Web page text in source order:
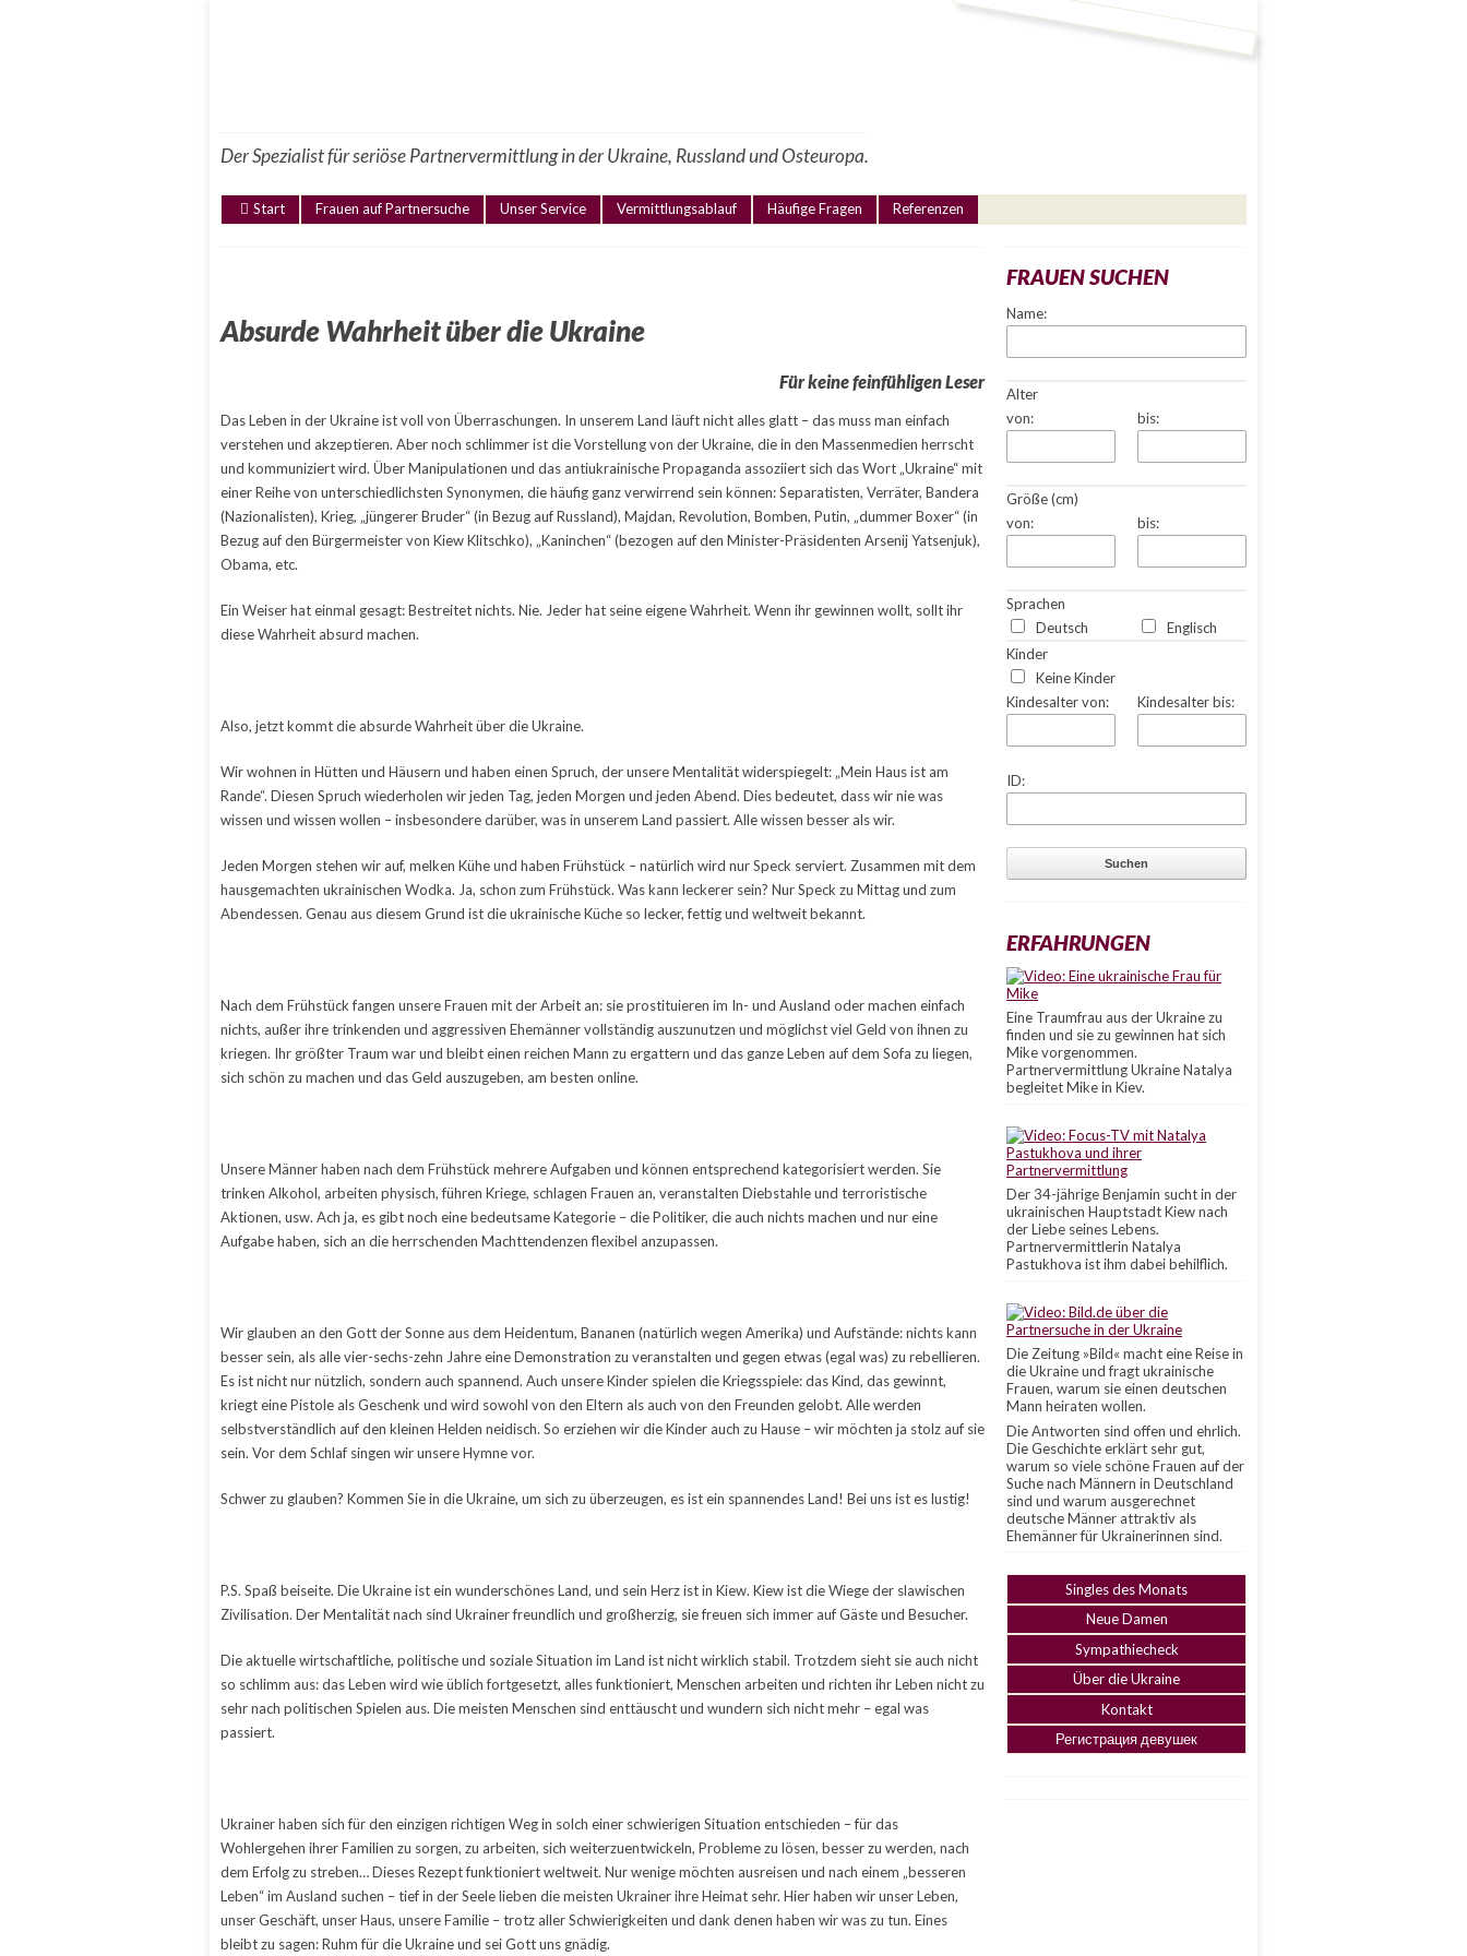
Der Spezialist für seriöse Partnervermittlung in der Ukraine, Russland und Osteuropa.
Start Frauen auf Partnersuche Unser Service Vermittlungsablauf Häufige Fragen Referenzen
Absurde Wahrheit über die Ukraine
Für keine feinfühligen Leser
Das Leben in der Ukraine ist voll von Überraschungen. In unserem Land läuft nicht alles glatt – das muss man einfach
verstehen und akzeptieren. Aber noch schlimmer ist die Vorstellung von der Ukraine, die in den Massenmedien herrscht
und kommuniziert wird. Über Manipulationen und das antiukrainische Propaganda assoziiert sich das Wort „Ukraine“ mit
einer Reihe von unterschiedlichsten Synonymen, die häufig ganz verwirrend sein können: Separatisten, Verräter, Bandera
(Nazionalisten), Krieg, „jüngerer Bruder“ (in Bezug auf Russland), Majdan, Revolution, Bomben, Putin, „dummer Boxer“ (in
Bezug auf den Bürgermeister von Kiew Klitschko), „Kaninchen“ (bezogen auf den Minister-Präsidenten Arsenij Yatsenjuk),
Obama, etc.
Ein Weiser hat einmal gesagt: Bestreitet nichts. Nie. Jeder hat seine eigene Wahrheit. Wenn ihr gewinnen wollt, sollt ihr
diese Wahrheit absurd machen.
Also, jetzt kommt die absurde Wahrheit über die Ukraine.
Wir wohnen in Hütten und Häusern und haben einen Spruch, der unsere Mentalität widerspiegelt: „Mein Haus ist am
Rande“. Diesen Spruch wiederholen wir jeden Tag, jeden Morgen und jeden Abend. Dies bedeutet, dass wir nie was
wissen und wissen wollen – insbesondere darüber, was in unserem Land passiert. Alle wissen besser als wir.
Jeden Morgen stehen wir auf, melken Kühe und haben Frühstück – natürlich wird nur Speck serviert. Zusammen mit dem
hausgemachten ukrainischen Wodka. Ja, schon zum Frühstück. Was kann leckerer sein? Nur Speck zu Mittag und zum
Abendessen. Genau aus diesem Grund ist die ukrainische Küche so lecker, fettig und weltweit bekannt.
Nach dem Frühstück fangen unsere Frauen mit der Arbeit an: sie prostituieren im In- und Ausland oder machen einfach
nichts, außer ihre trinkenden und aggressiven Ehemänner vollständig auszunutzen und möglichst viel Geld von ihnen zu
kriegen. Ihr größter Traum war und bleibt einen reichen Mann zu ergattern und das ganze Leben auf dem Sofa zu liegen,
sich schön zu machen und das Geld auszugeben, am besten online.
Unsere Männer haben nach dem Frühstück mehrere Aufgaben und können entsprechend kategorisiert werden. Sie
trinken Alkohol, arbeiten physisch, führen Kriege, schlagen Frauen an, veranstalten Diebstahle und terroristische
Aktionen, usw. Ach ja, es gibt noch eine bedeutsame Kategorie – die Politiker, die auch nichts machen und nur eine
Aufgabe haben, sich an die herrschenden Machttendenzen flexibel anzupassen.
Wir glauben an den Gott der Sonne aus dem Heidentum, Bananen (natürlich wegen Amerika) und Aufstände: nichts kann
besser sein, als alle vier-sechs-zehn Jahre eine Demonstration zu veranstalten und gegen etwas (egal was) zu rebellieren.
Es ist nicht nur nützlich, sondern auch spannend. Auch unsere Kinder spielen die Kriegsspiele: das Kind, das gewinnt,
kriegt eine Pistole als Geschenk und wird sowohl von den Eltern als auch von den Freunden gelobt. Alle werden
selbstverständlich auf den kleinen Helden neidisch. So erziehen wir die Kinder auch zu Hause – wir möchten ja stolz auf sie
sein. Vor dem Schlaf singen wir unsere Hymne vor.
Schwer zu glauben? Kommen Sie in die Ukraine, um sich zu überzeugen, es ist ein spannendes Land! Bei uns ist es lustig!
P.S. Spaß beiseite. Die Ukraine ist ein wunderschönes Land, und sein Herz ist in Kiew. Kiew ist die Wiege der slawischen
Zivilisation. Der Mentalität nach sind Ukrainer freundlich und großherzig, sie freuen sich immer auf Gäste und Besucher.
Die aktuelle wirtschaftliche, politische und soziale Situation im Land ist nicht wirklich stabil. Trotzdem sieht sie auch nicht
so schlimm aus: das Leben wird wie üblich fortgesetzt, alles funktioniert, Menschen arbeiten und richten ihr Leben nicht zu
sehr nach politischen Spielen aus. Die meisten Menschen sind enttäuscht und wundern sich nicht mehr – egal was
passiert.
Ukrainer haben sich für den einzigen richtigen Weg in solch einer schwierigen Situation entschieden – für das
Wohlergehen ihrer Familien zu sorgen, zu arbeiten, sich weiterzuentwickeln, Probleme zu lösen, besser zu werden, nach
dem Erfolg zu streben… Dieses Rezept funktioniert weltweit. Nur wenige möchten ausreisen und nach einem „besseren
Leben“ im Ausland suchen – tief in der Seele lieben die meisten Ukrainer ihre Heimat sehr. Hier haben wir unser Leben,
unser Geschäft, unser Haus, unsere Familie – trotz aller Schwierigkeiten und dank denen haben wir was zu tun. Eines
bleibt zu sagen: Ruhm für die Ukraine und sei Gott uns gnädig.
FRAUEN SUCHEN
Name:
Alter
von:
bis:
Größe (cm)
von:
bis:
Sprachen
Deutsch
Englisch
Kinder
Keine Kinder
Kindesalter von:
Kindesalter bis:
ID:
ERFAHRUNGEN
Eine Traumfrau aus der Ukraine zu
finden und sie zu gewinnen hat sich
Mike vorgenommen.
Partnervermittlung Ukraine Natalya
begleitet Mike in Kiev.
Der 34-jährige Benjamin sucht in der
ukrainischen Hauptstadt Kiew nach
der Liebe seines Lebens.
Partnervermittlerin Natalya
Pastukhova ist ihm dabei behilflich.
Die Zeitung »Bild« macht eine Reise in
die Ukraine und fragt ukrainische
Frauen, warum sie einen deutschen
Mann heiraten wollen.
Die Antworten sind offen und ehrlich.
Die Geschichte erklärt sehr gut,
warum so viele schöne Frauen auf der
Suche nach Männern in Deutschland
sind und warum ausgerechnet
deutsche Männer attraktiv als
Ehemänner für Ukrainerinnen sind.
Singles des Monats
Neue Damen
Sympathiecheck
Über die Ukraine
Kontakt
Регистрация девушек